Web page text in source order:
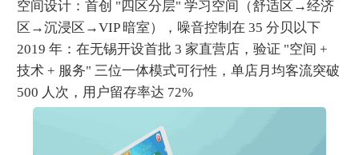
空间设计：首创 "四区分层" 学习空间（舒适区→经济
区→沉浸区→VIP 暗室），噪音控制在 35 分贝以下
2019 年：在无锡开设首批 3 家直营店，验证 "空间 +
技术 + 服务" 三位一体模式可行性，单店月均客流突破
500 人次，用户留存率达 72%